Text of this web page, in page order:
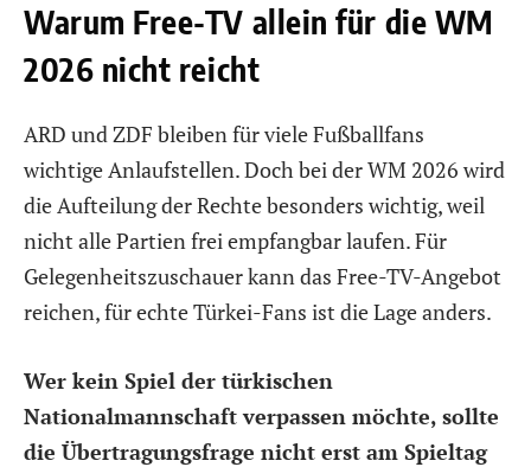
Warum Free-TV allein für die WM
2026 nicht reicht
ARD und ZDF bleiben für viele Fußballfans
wichtige Anlaufstellen. Doch bei der WM 2026 wird
die Aufteilung der Rechte besonders wichtig, weil
nicht alle Partien frei empfangbar laufen. Für
Gelegenheitszuschauer kann das Free-TV-Angebot
reichen, für echte Türkei-Fans ist die Lage anders.
Wer kein Spiel der türkischen
Nationalmannschaft verpassen möchte, sollte
die Übertragungsfrage nicht erst am Spieltag